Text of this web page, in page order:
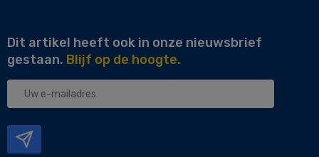
Dit artikel heeft ook in onze nieuwsbrief
gestaan. Blijf op de hoogte.
Uw